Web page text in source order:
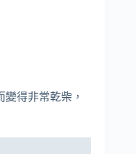
得非常乾柴，